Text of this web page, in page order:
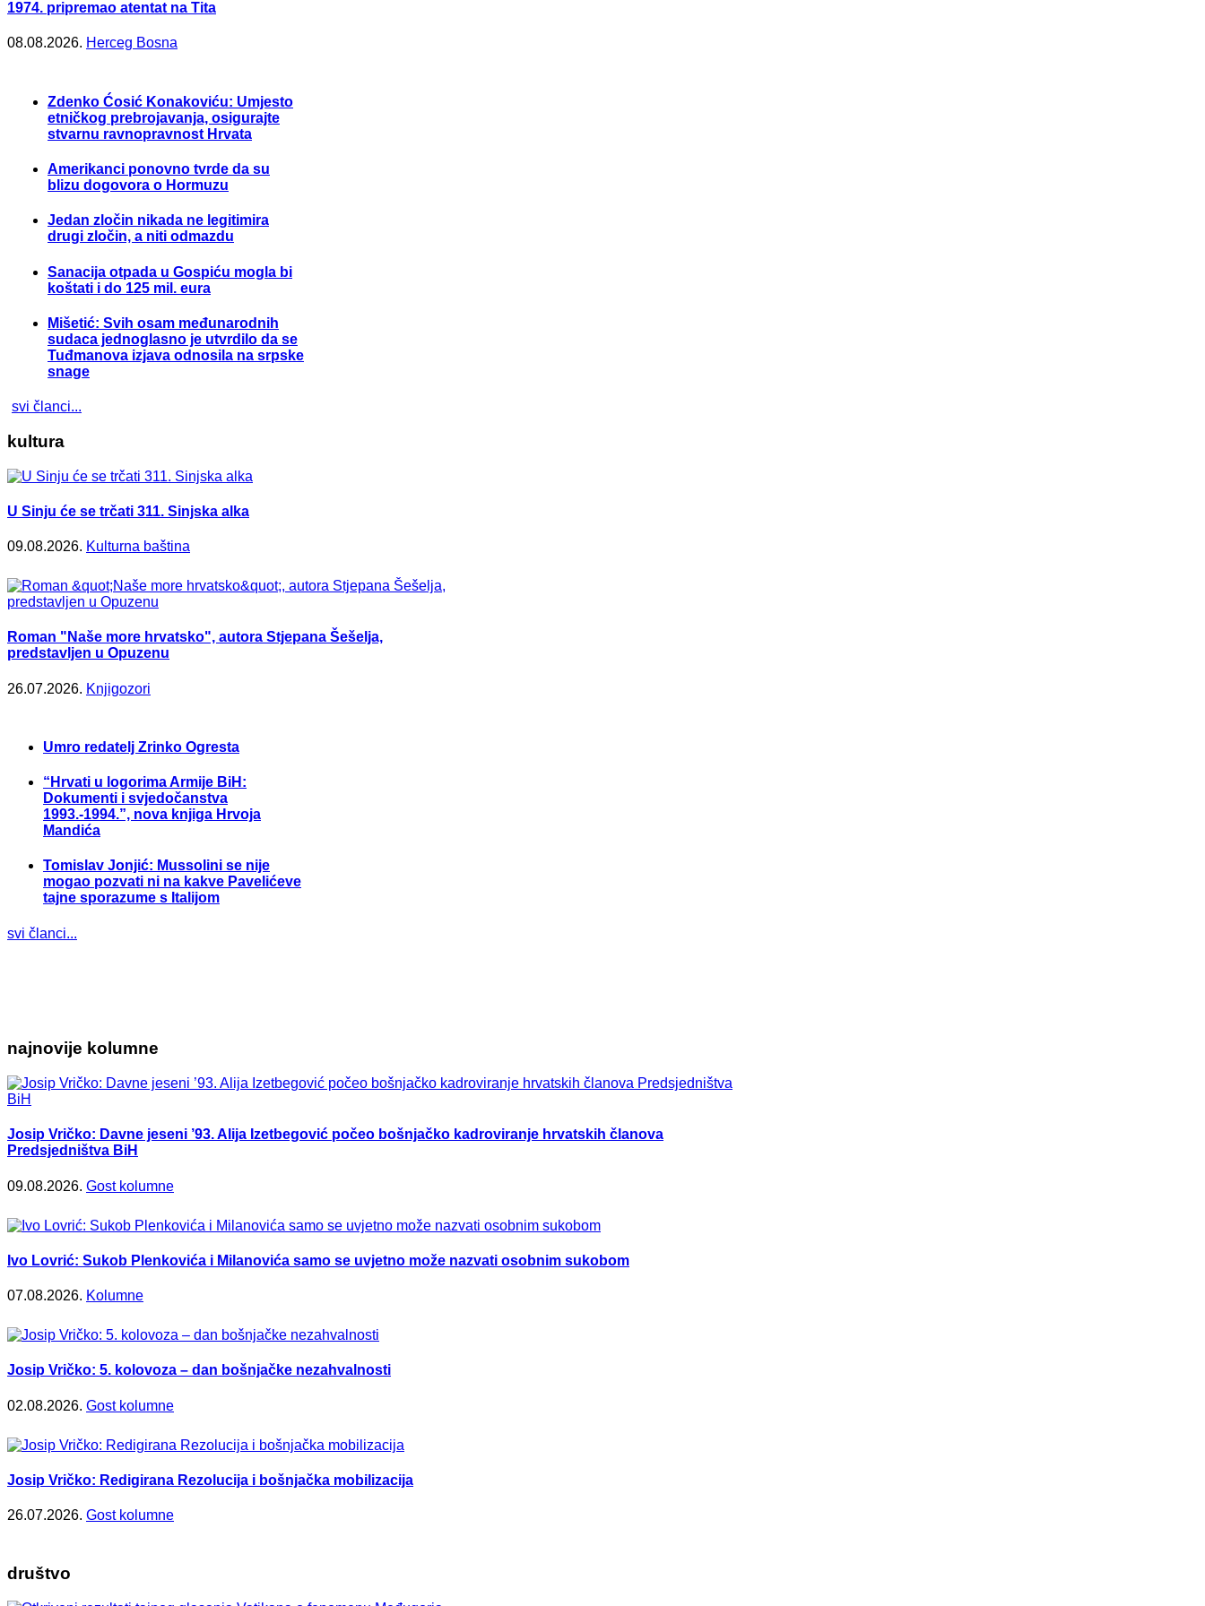
1974. pripremao atentat na Tita
08.08.2026. Herceg Bosna
Zdenko Ćosić Konakoviću: Umjesto
etničkog prebrojavanja, osigurajte
stvarnu ravnopravnost Hrvata
Amerikanci ponovno tvrde da su
blizu dogovora o Hormuzu
Jedan zločin nikada ne legitimira
drugi zločin, a niti odmazdu
Sanacija otpada u Gospiću mogla bi
koštati i do 125 mil. eura
Mišetić: Svih osam međunarodnih
sudaca jednoglasno je utvrdilo da se
Tuđmanova izjava odnosila na srpske
snage
svi članci...
kultura
U Sinju će se trčati 311. Sinjska alka
09.08.2026. Kulturna baština
Roman "Naše more hrvatsko", autora Stjepana Šešelja,
predstavljen u Opuzenu
26.07.2026. Knjigozori
Umro redatelj Zrinko Ogresta
“Hrvati u logorima Armije BiH:
Dokumenti i svjedočanstva
1993.-1994.”, nova knjiga Hrvoja
Mandića
Tomislav Jonjić: Mussolini se nije
mogao pozvati ni na kakve Pavelićeve
tajne sporazume s Italijom
svi članci...
najnovije kolumne
Josip Vričko: Davne jeseni ’93. Alija Izetbegović počeo bošnjačko kadroviranje hrvatskih članova
Predsjedništva BiH
09.08.2026. Gost kolumne
Ivo Lovrić: Sukob Plenkovića i Milanovića samo se uvjetno može nazvati osobnim sukobom
07.08.2026. Kolumne
Josip Vričko: 5. kolovoza – dan bošnjačke nezahvalnosti
02.08.2026. Gost kolumne
Josip Vričko: Redigirana Rezolucija i bošnjačka mobilizacija
26.07.2026. Gost kolumne
društvo